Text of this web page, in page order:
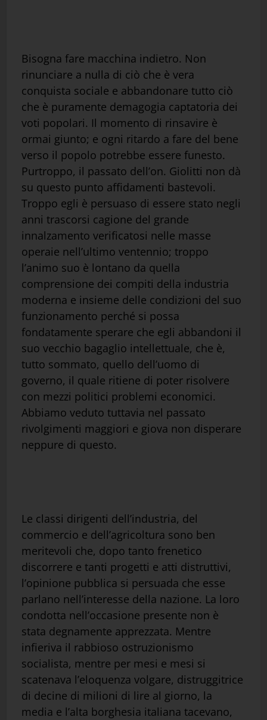
Bisogna fare macchina indietro. Non
rinunciare a nulla di ciò che è vera
conquista sociale e abbandonare tutto ciò
che è puramente demagogia captatoria dei
voti popolari. Il momento di rinsavire è
ormai giunto; e ogni ritardo a fare del bene
verso il popolo potrebbe essere funesto.
Purtroppo, il passato dell’on. Giolitti non dà
su questo punto affidamenti bastevoli.
Troppo egli è persuaso di essere stato negli
anni trascorsi cagione del grande
innalzamento verificatosi nelle masse
operaie nell’ultimo ventennio; troppo
l’animo suo è lontano da quella
comprensione dei compiti della industria
moderna e insieme delle condizioni del suo
funzionamento perché si possa
fondatamente sperare che egli abbandoni il
suo vecchio bagaglio intellettuale, che è,
tutto sommato, quello dell’uomo di
governo, il quale ritiene di poter risolvere
con mezzi politici problemi economici.
Abbiamo veduto tuttavia nel passato
rivolgimenti maggiori e giova non disperare
neppure di questo.
Le classi dirigenti dell’industria, del
commercio e dell’agricoltura sono ben
meritevoli che, dopo tanto frenetico
discorrere e tanti progetti e atti distruttivi,
l’opinione pubblica si persuada che esse
parlano nell’interesse della nazione. La loro
condotta nell’occasione presente non è
stata degnamente apprezzata. Mentre
infieriva il rabbioso ostruzionismo
socialista, mentre per mesi e mesi si
scatenava l’eloquenza volgare, distruggitrice
di decine di milioni di lire al giorno, la
media e l’alta borghesia italiana tacevano,